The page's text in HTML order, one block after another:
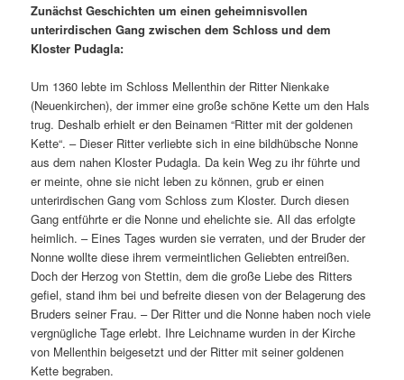
Zunächst Geschichten um einen geheimnisvollen
unterirdischen Gang zwischen dem Schloss und dem
Kloster Pudagla:
Um 1360 lebte im Schloss Mellenthin der Ritter Nienkake
(Neuenkirchen), der immer eine große schöne Kette um den Hals
trug. Deshalb erhielt er den Beinamen “Ritter mit der goldenen
Kette“. – Dieser Ritter verliebte sich in eine bildhübsche Nonne
aus dem nahen Kloster Pudagla. Da kein Weg zu ihr führte und
er meinte, ohne sie nicht leben zu können, grub er einen
unterirdischen Gang vom Schloss zum Kloster. Durch diesen
Gang entführte er die Nonne und ehelichte sie. All das erfolgte
heimlich. – Eines Tages wurden sie verraten, und der Bruder der
Nonne wollte diese ihrem vermeintlichen Geliebten entreißen.
Doch der Herzog von Stettin, dem die große Liebe des Ritters
gefiel, stand ihm bei und befreite diesen von der Belagerung des
Bruders seiner Frau. – Der Ritter und die Nonne haben noch viele
vergnügliche Tage erlebt. Ihre Leichname wurden in der Kirche
von Mellenthin beigesetzt und der Ritter mit seiner goldenen
Kette begraben.